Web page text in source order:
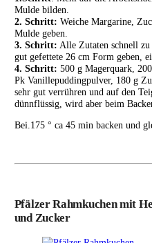
Mulde bilden.
2. Schritt: Weiche Margarine,
Mulde geben.
3. Schritt: Alle Zutaten schnell
gut gefettete 26 cm Form geben,
4. Schritt: 500 g Magerquark,
Pk Vanillepuddingpulver, 180 g
sehr gut verrühren und auf den
dünnflüssig, wird aber beim
Bei.175 ° ca 45 min backen und
Pfälzer Rahmkuchen mit
und Zucker